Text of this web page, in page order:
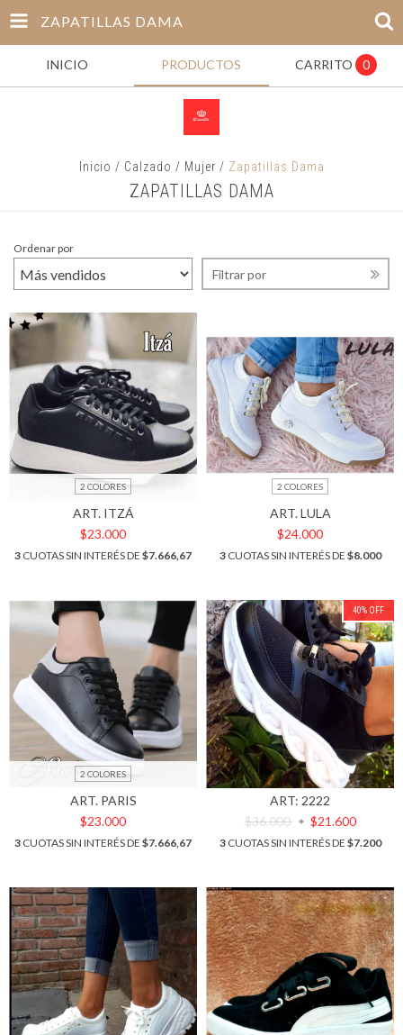
ZAPATILLAS DAMA
INICIO PRODUCTOS CARRITO 0
Inicio / Calzado / Mujer / Zapatillas Dama
ZAPATILLAS DAMA
Ordenar por
Filtrar por
2 COLORES
ART. ITZÁ
$23.000
3 CUOTAS SIN INTERÉS DE $7.666,67
2 COLORES
ART. LULA
$24.000
3CUOTAS SIN INTERÉS DE $8.000
2 COLORES
ART. PARIS
$23.000
3 CUOTAS SIN INTERÉS DE $7.666,67
40% OFF
ART: 2222
$36.000
$21.600
3CUOTAS SIN INTERÉS DE $7.200